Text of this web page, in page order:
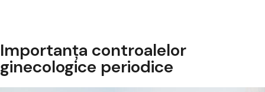
Importanța controalelor
ginecologice periodice